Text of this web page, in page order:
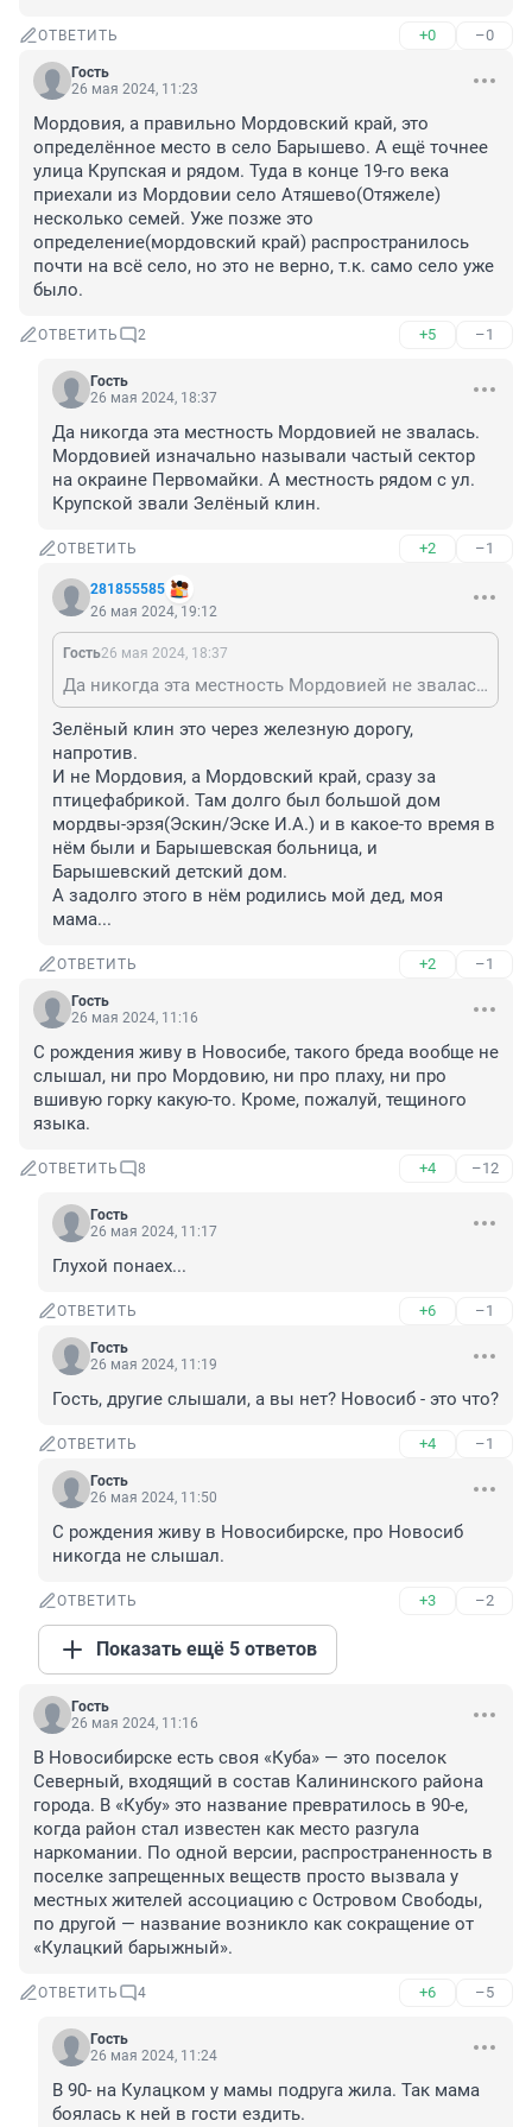
ОТВЕТИТЬ +0 –0
Гость
26 мая 2024, 11:23
Мордовия, а правильно Мордовский край, это
определённое место в село Барышево. А ещё точнее
улица Крупская и рядом. Туда в конце 19-го века
приехали из Мордовии село Атяшево(Отяжеле)
несколько семей. Уже позже это
определение(мордовский край) распространилось
почти на всё село, но это не верно, т.к. само село уже
было.
ОТВЕТИТЬ 2 +5 –1
Гость
26 мая 2024, 18:37
Да никогда эта местность Мордовией не звалась.
Мордовией изначально называли частый сектор
на окраине Первомайки. А местность рядом с ул.
Крупской звали Зелёный клин.
ОТВЕТИТЬ +2 –1
281855585
26 мая 2024, 19:12
Гость26 мая 2024, 18:37
Да никогда эта местность Мордовией не звалась. Мордовией изначально называли частый сектор на окраине Первомайки. А местность рядом с ул. Крупской звали Зелёный клин.
Зелёный клин это через железную дорогу,
напротив.
И не Мордовия, а Мордовский край, сразу за
птицефабрикой. Там долго был большой дом
мордвы-эрзя(Эскин/Эске И.А.) и в какое-то время в
нём были и Барышевская больница, и
Барышевский детский дом.
А задолго этого в нём родились мой дед, моя
мама...
ОТВЕТИТЬ +2 –1
Гость
26 мая 2024, 11:16
С рождения живу в Новосибе, такого бреда вообще не
слышал, ни про Мордовию, ни про плаху, ни про
вшивую горку какую-то. Кроме, пожалуй, тещиного
языка.
ОТВЕТИТЬ 8 +4 –12
Гость
26 мая 2024, 11:17
Глухой понаех...
ОТВЕТИТЬ +6 –1
Гость
26 мая 2024, 11:19
Гость, другие слышали, а вы нет? Новосиб - это что?
ОТВЕТИТЬ +4 –1
Гость
26 мая 2024, 11:50
С рождения живу в Новосибирске, про Новосиб
никогда не слышал.
ОТВЕТИТЬ +3 –2
Показать ещё 5 ответов
Гость
26 мая 2024, 11:16
В Новосибирске есть своя «Куба» — это поселок
Северный, входящий в состав Калининского района
города. В «Кубу» это название превратилось в 90-е,
когда район стал известен как место разгула
наркомании. По одной версии, распространенность в
поселке запрещенных веществ просто вызвала у
местных жителей ассоциацию с Островом Свободы,
по другой — название возникло как сокращение от
«Кулацкий барыжный».
ОТВЕТИТЬ 4 +6 –5
Гость
26 мая 2024, 11:24
В 90- на Кулацком у мамы подруга жила. Так мама
боялась к ней в гости ездить.